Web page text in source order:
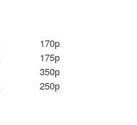
170р
175р
350р
250р